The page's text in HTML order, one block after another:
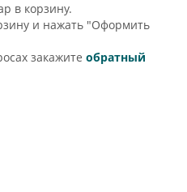
в корзину.
и нажать "Оформить
закажите обратный